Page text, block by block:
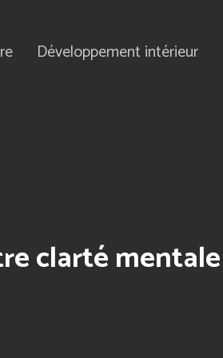
Développement intérieur
clarté mentale